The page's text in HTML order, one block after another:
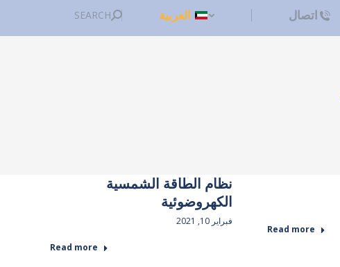
اتصال العربية Search:
SEARCH
Read more
نظام الطاقة الشمسية
الكهروضوئية
فبراير 10, 2021
Read more